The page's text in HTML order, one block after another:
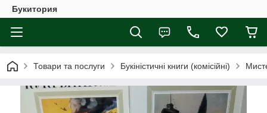
Букитория
Товари та послуги Букіністичні книги (комісійні)